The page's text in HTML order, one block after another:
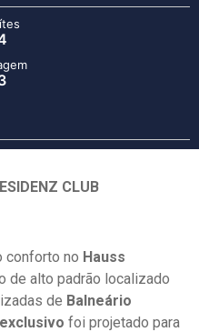
CLUB
conforto no Hauss
de alto padrão localizado
de Balneário
foi projetado para